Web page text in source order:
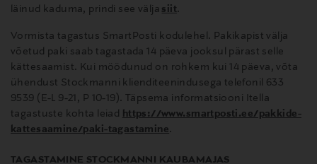
läinud kaduma, prindi see välja siit.
Vormista tagastus SmartPosti kodulehel. Pakikapist välja
võetud paki saab tagastada 14 päeva jooksul pärast selle
kättesaamist. Kui möödunud on rohkem kui 14 päeva, võta
ühendust Stockmanni klienditeenindusega telefonil 633
9539 (E-L 9-21, P 10-19). Täpsema informatsiooni Itella
tagastuste kohta leiad https://www.smartposti.ee/pakkide-
kattesaamine/paki-tagastamine.
TAGASTAMINE STOCKMANNI KAUBAMAJAS